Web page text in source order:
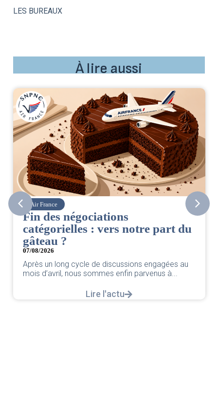
LES BUREAUX
À lire aussi
Air France
Fin des négociations
catégorielles : vers notre part du
gâteau ?
07/08/2026
Après un long cycle de discussions engagées au
mois d’avril, nous sommes enfin parvenus à...
Lire l'actu